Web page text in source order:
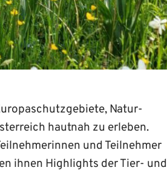
Natur­
hautnah zu erleben.
und Teilnehmer
ihnen Highlights der Tier- und